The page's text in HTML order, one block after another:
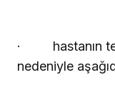
·
hastanın
nedeniyle